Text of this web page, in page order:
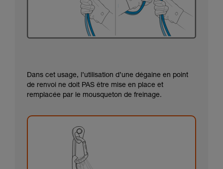
Dans cet usage, l’utilisation d’une dégaine en point
de renvoi ne doit PAS être mise en place et
remplacée par le mousqueton de freinage.